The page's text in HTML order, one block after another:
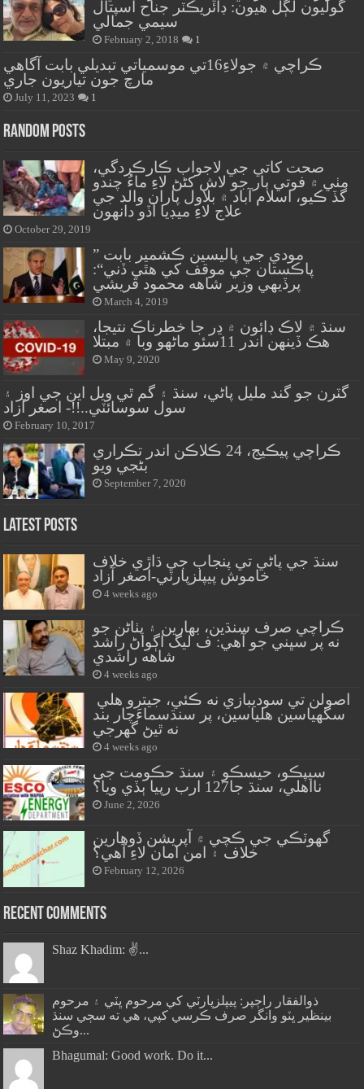
گوليون لڳل هيون: ڊائريڪٽر جناح اسپتال
سيمي جمالي
February 2, 2018 1
ڪراچي ۾ جولاءِ16تي موسمياتي تبديلي بابت آگاهي
مارچ جون تياريون جاري
July 11, 2023 1
Random Posts
صحت کاتي جي لاجواب ڪارڪردگي،
مٺي ۾ فوتي ٻار جو لاش کڻڻ لاءِ ماءُ چندو
گڏ ڪيو، اسلام آباد ۾ بلاول پاران والد جي
علاج لاءِ ميڊيا آڏو دانهون
October 29, 2019
” مودي جي پاليسين ڪشمير بابت
پاڪستان جي موقف کي هٿي ڏني“:
پرڏيهي وزير شاهه محمود قريشي
March 4, 2019
سنڌ ۾ لاڪ ڊائون ۾ ڍر جا خطرناڪ نتيجا،
هڪ ڏينهن اندر 11سئو ماڻهو وبا ۾ مبتلا
May 9, 2020
گٽرن جو گند مليل پاڻي، سنڌ ۽ گم ٿي ويل اين جي اوز ۽
سول سوسائٽي..!!- اصغر آزاد
February 10, 2017
ڪراچي پيڪيج، 24 ڪلاڪن اندر تڪراري
بڻجي ويو
September 7, 2020
Latest Posts
سنڌ جي پاڻي تي پنجاب جي ڌاڙي خلاف
خاموش پيپلزپارٽي-اصغر آزاد
4 weeks ago
ڪراچي صرف سنڌين، بهارين ۽ پٺاڻن جو
نه پر سڀني جو آهي: ف ليگ اڳواڻ راشد
شاهه راشدي
4 weeks ago
سگهياسين هلياسين، پر سنڌسماءَچار بند
نه ٿيڻ گهرجي
4 weeks ago
سيپڪو، حيسڪو ۽ سنڌ حڪومت جي
نااهلي، سنڌ جا127 ارب رپيا ٻڏي ويا؟
June 2, 2026
گهوٽڪي جي ڪچي ۾ آپريشن ڏوهارين
خلاف ۽ امن امان لاءِ آهي؟
February 12, 2026
Recent Comments
Shaz Khadim: ✌️...
ذوالفقار راڄپر: پيپلزپارٽي کي مرحوم ڀٽي ۽ مرحوم
بينظير ڀٽو وانگر صرف ڪرسي کپي، هي ته سڄي سنڌ
وڪڻ...
Bhagumal: Good work. Do it...